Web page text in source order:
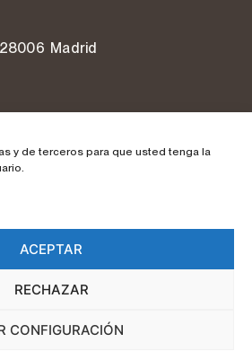
y de terceros para que usted tenga la
ACEPTAR
RECHAZAR
CONFIGURACIÓN
Madrid